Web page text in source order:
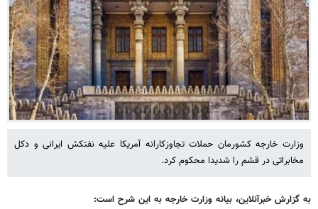
وزارت خارجه کشورمان حملات تجاوزکارانه آمریکا علیه نفتکش ایرانی و دکل
مخابراتی در قشم را شدیدا محکوم کرد.
به گزارش خبرآنلاین، بیانه وزارت خارجه به این شرح است: